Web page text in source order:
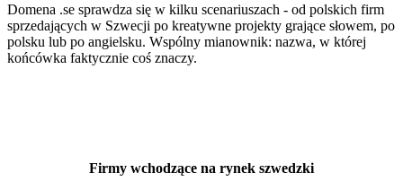
Domena .se sprawdza się w kilku scenariuszach - od polskich firm
sprzedających w Szwecji po kreatywne projekty grające słowem, po
polsku lub po angielsku. Wspólny mianownik: nazwa, w której
końcówka faktycznie coś znaczy.
Firmy wchodzące na rynek szwedzki